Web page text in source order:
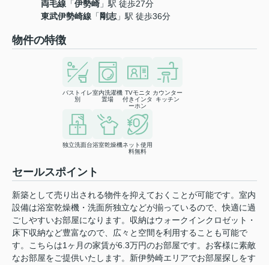
両毛線 「伊勢崎 」駅 徒歩27分
東武伊勢崎線 「 剛志」駅 徒歩36分
物件の特徴
バストイレ
別
室内洗濯機
置場
TVモニタ
付きインタ
ーホン
カウンター
キッチン
独立洗面台浴室乾燥機ネット使用
料無料
セールスポイント
新築として売り出される物件を抑えておくことが可能です。室内
設備は浴室乾燥機・洗面所独立などが揃っているので、快適に過
ごしやすいお部屋になります。収納はウォークインクロゼット・
床下収納など豊富なので、広々と空間を利用することも可能で
す。こちらは1ヶ月の家賃が6.3万円のお部屋です。お客様に素敵
なお部屋をご提供いたします。新伊勢崎エリアでお部屋探しをす